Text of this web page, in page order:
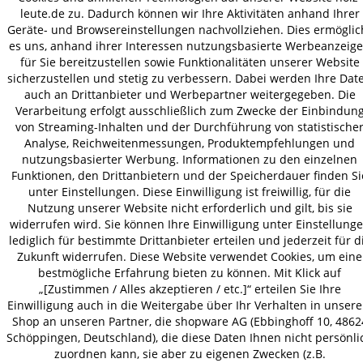
VERSAND
AGB Datenschutz
Impressum
© 2026 HOLZ-LEUTE
* Alle Preise inkl. gesetzl. Mehrwertsteuer zzgl.Versandkosten.
leute.de zu. Dadurch können wir Ihre Aktivitäten anhand Ihrer
Geräte- und Browsereinstellungen nachvollziehen. Dies
es uns, anhand ihrer Interessen nutzungsbasierte
für Sie bereitzustellen sowie Funktionalitäten unserer Website
sicherzustellen und stetig zu verbessern. Dabei werden Ihre
auch an Drittanbieter und Werbepartner weitergegeben. Die
Verarbeitung erfolgt ausschließlich zum Zwecke der
von Streaming-Inhalten und der Durchführung von statistischer
Analyse, Reichweitenmessungen, Produktempfehlungen und
nutzungsbasierter Werbung. Informationen zu den einzelnen
Funktionen, den Drittanbietern und der Speicherdauer finden
unter Einstellungen. Diese Einwilligung ist freiwillig, für die
Nutzung unserer Website nicht erforderlich und gilt, bis sie
widerrufen wird. Sie können Ihre Einwilligung unter
lediglich für bestimmte Drittanbieter erteilen und jederzeit für
Zukunft widerrufen. Diese Website verwendet Cookies, um eine
bestmögliche Erfahrung bieten zu können. Mit Klick auf
„[Zustimmen / Alles akzeptieren / etc.]“ erteilen Sie Ihre
Einwilligung auch in die Weitergabe über Ihr Verhalten in
Shop an unseren Partner, die shopware AG (Ebbinghoff 10,
Schöppingen, Deutschland), die diese Daten Ihnen nicht
zuordnen kann, sie aber zu eigenen Zwecken (z.B.